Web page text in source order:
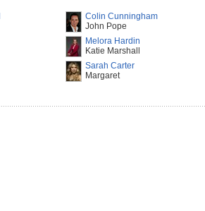
Colin Cunningham
John Pope
Melora Hardin
Katie Marshall
Sarah Carter
Margaret